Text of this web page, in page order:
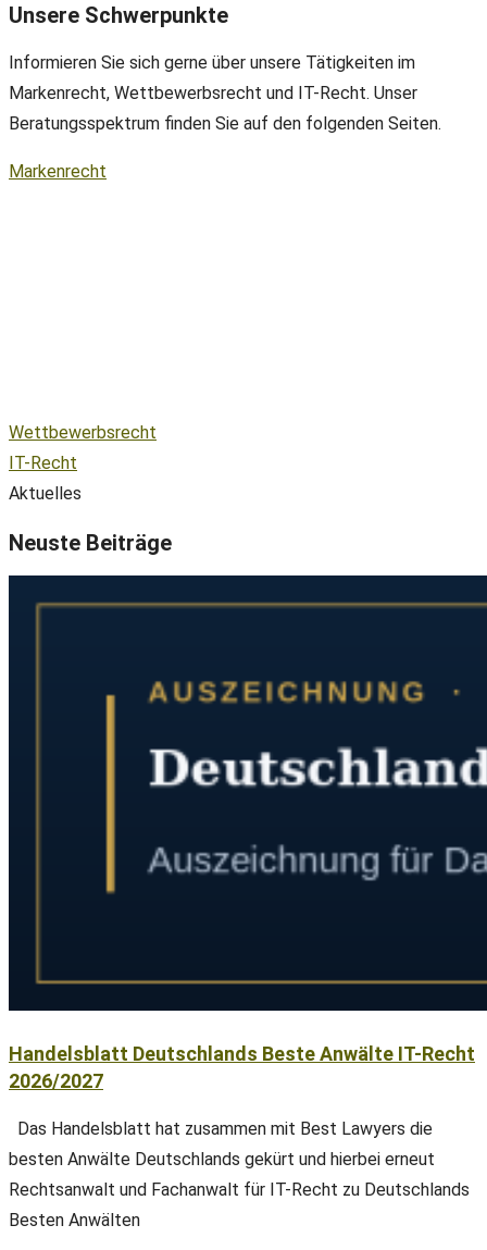
Unsere Schwerpunkte
Informieren Sie sich gerne über unsere Tätigkeiten im
Markenrecht, Wettbewerbsrecht und IT-Recht. Unser
Beratungsspektrum finden Sie auf den folgenden Seiten.
Markenrecht
Wettbewerbsrecht
IT-Recht
Aktuelles
Neuste Beiträge
Handelsblatt Deutschlands Beste Anwälte IT-Recht
2026/2027
Das Handelsblatt hat zusammen mit Best Lawyers die
besten Anwälte Deutschlands gekürt und hierbei erneut
Rechtsanwalt und Fachanwalt für IT-Recht zu Deutschlands
Besten Anwälten